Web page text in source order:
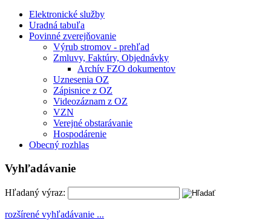
Elektronické služby
Uradná tabuľa
Povinné zverejňovanie
Výrub stromov - prehľad
Zmluvy, Faktúry, Objednávky
Archív FZO dokumentov
Uznesenia OZ
Zápisnice z OZ
Videozáznam z OZ
VZN
Verejné obstarávanie
Hospodárenie
Obecný rozhlas
Vyhľadávanie
Hľadaný výraz:
rozšírené vyhľadávanie ...